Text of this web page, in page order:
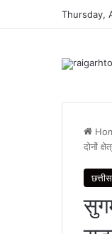
Thursday,
दोनों